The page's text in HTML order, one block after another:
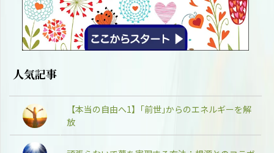
人気記事
【本当の自由へ1】｢前世｣からのエネルギーを解
放